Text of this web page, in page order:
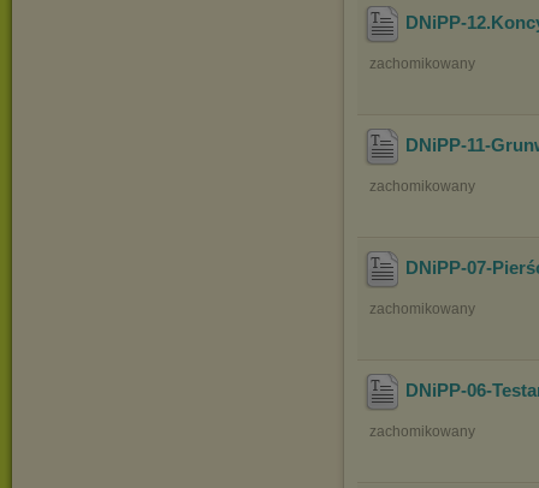
DNiPP-
zachomikowany
DNiPP-11-
zachomikowany
DNiPP-07-
zachomikowany
DNiPP-06-
zachomikowany